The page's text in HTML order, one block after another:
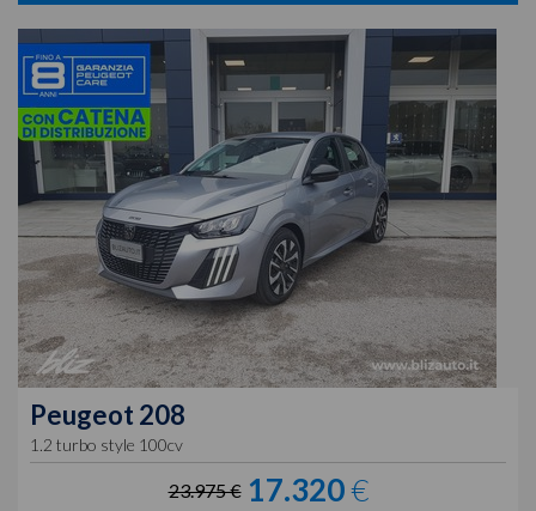
Peugeot 208
1.2 turbo style 100cv
23.975 € 17.320€